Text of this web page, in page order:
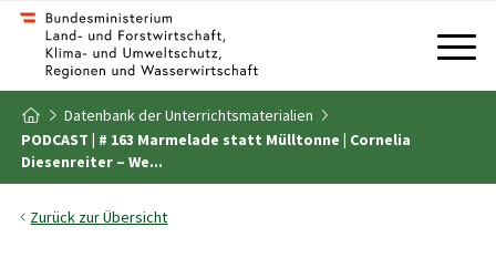
Zum Inhalt
Zum Inhaltsverzeichnis
Zur Startseite
Datenbank der Unterrichtsmaterialien
PODCAST | # 163 Marmelade statt Mülltonne | Cornelia
Diesenreiter – We...
Zurück zur Übersicht